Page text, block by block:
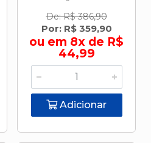
De: R$ 386,90
Por: R$ 359,90
ou em 8x de R$
44,99
Adicionar